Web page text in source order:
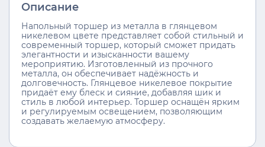
Описание
Напольный торшер из металла в глянцевом
никелевом цвете представляет собой стильный и
современный торшер, который сможет придать
элегантности и изысканности вашему
мероприятию. Изготовленный из прочного
металла, он обеспечивает надёжность и
долговечность. Глянцевое никелевое покрытие
придаёт ему блеск и сияние, добавляя шик и
стиль в любой интерьер. Торшер оснащён ярким
и регулируемым освещением, позволяющим
создавать желаемую атмосферу.